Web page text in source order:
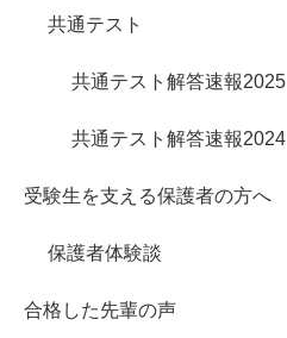
共通テスト
共通テスト解答速報2025
共通テスト解答速報2024
受験生を支える保護者の方へ
保護者体験談
合格した先輩の声